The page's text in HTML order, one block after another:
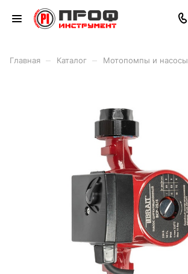
Главная Каталог Мотопомпы и насосы